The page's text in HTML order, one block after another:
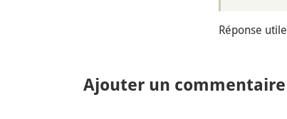
Réponse
Ajouter un commentaire